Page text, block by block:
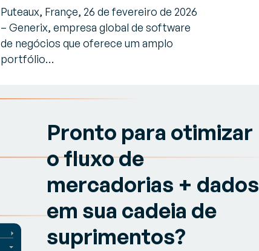
Puteaux, Françe, 26 de fevereiro de 2026
– Generix, empresa global de software
de negócios que oferece um amplo
portfólio…
Pronto para otimizar
o fluxo de
mercadorias + dados
em sua cadeia de
suprimentos?